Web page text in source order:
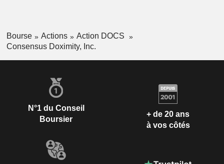
Bourse Actions
Action DOCS
Consensus Doximity, Inc.
N°1 du Conseil
Boursier
+ de 20 ans
à vos côtés